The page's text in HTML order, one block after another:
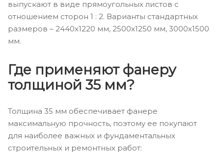
выпускают в виде прямоугольных листов с
отношением сторон 1 : 2. Варианты стандартных
размеров – 2440х1220 мм, 2500х1250 мм, 3000х1500
мм.
Где применяют фанеру
толщиной 35 мм?
Толщина 35 мм обеспечивает фанере
максимальную прочность, поэтому ее покупают
для наиболее важных и фундаментальных
строительных и ремонтных работ: